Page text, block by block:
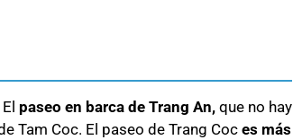
paseo en barca de Trang An, que no hay
Tam Coc. El paseo de Trang Coc es más